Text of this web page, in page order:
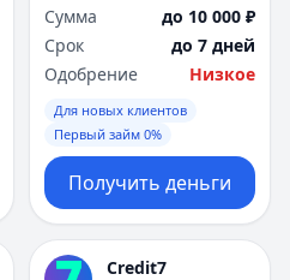
Сумма
до 10 000 ₽
Срок
до 7 дней
Одобрение
Низкое
Для новых клиентов
Первый займ 0%
Получить деньги
Credit7